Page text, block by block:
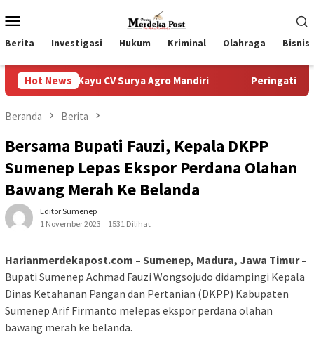
ke
kontenMobile
Berita Investigasi Hukum Kriminal Olahraga Bisnis
Hot News
CV Surya Agro Mandiri Peringati HUT ke-80
Beranda Berita
Bersama Bupati Fauzi, Kepala DKPP
Sumenep Lepas Ekspor Perdana Olahan
Bawang Merah Ke Belanda
Editor Sumenep
1 November 2023
1531 Dilihat
Harianmerdekapost.com – Sumenep, Madura, Jawa Timur –
Bupati Sumenep Achmad Fauzi Wongsojudo didampingi Kepala
Dinas Ketahanan Pangan dan Pertanian (DKPP) Kabupaten
Sumenep Arif Firmanto melepas ekspor perdana olahan
bawang merah ke belanda.